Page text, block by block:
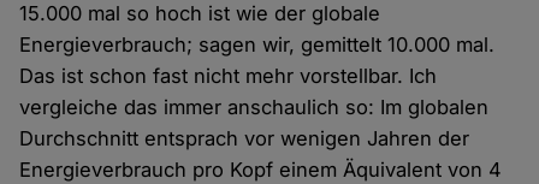
15.000 mal so hoch ist wie der globale
Energieverbrauch; sagen wir, gemittelt 10.000 mal.
Das ist schon fast nicht mehr vorstellbar. Ich
vergleiche das immer anschaulich so: Im globalen
Durchschnitt entsprach vor wenigen Jahren der
Energieverbrauch pro Kopf einem Äquivalent von 4